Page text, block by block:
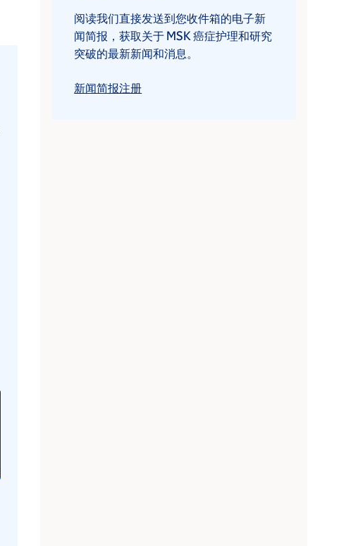
阅读我们直接发送到您收件箱的电子新
闻简报，获取关于 MSK 癌症护理和研究
突破的最新新闻和消息。
新闻简报注册